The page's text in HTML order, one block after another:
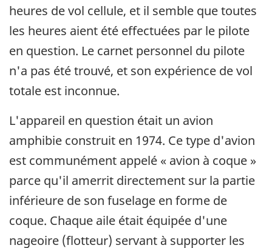
heures de vol cellule, et il semble que toutes
les heures aient été effectuées par le pilote
en question. Le carnet personnel du pilote
n'a pas été trouvé, et son expérience de vol
totale est inconnue.
L'appareil en question était un avion
amphibie construit en 1974. Ce type d'avion
est communément appelé « avion à coque »
parce qu'il amerrit directement sur la partie
inférieure de son fuselage en forme de
coque. Chaque aile était équipée d'une
nageoire (flotteur) servant à supporter les